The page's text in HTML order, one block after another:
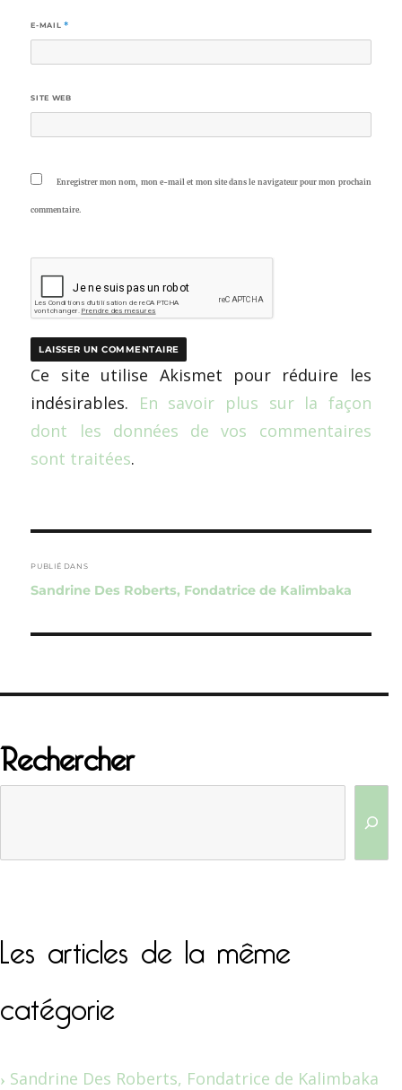
E-MAIL *
SITE WEB
Enregistrer mon nom, mon e-mail et mon site dans le navigateur pour mon prochain
commentaire.
Ce site utilise Akismet pour réduire les
indésirables. En savoir plus sur la façon
dont les données de vos commentaires
sont traitées.
de
l’article
PUBLIÉ DANS
Sandrine Des Roberts, Fondatrice de Kalimbaka
Rechercher
Les articles de la même
catégorie
Sandrine Des Roberts, Fondatrice de Kalimbaka